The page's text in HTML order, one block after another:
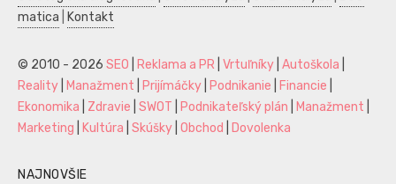
matica
Kontakt
© 2010 - 2026 SEO Reklama a PR Vrtuľníky Autoškola
Reality
Manažment Prijímáčky Podnikanie Financie
Ekonomika
Zdravie SWOT Podnikateľský plán Manažment
Marketing
Kultúra Skúšky Obchod Dovolenka
NAJNOVŠIE